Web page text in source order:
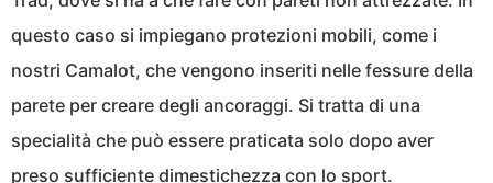
questo caso si impiegano protezioni mobili, come i
nostri Camalot, che vengono inseriti nelle fessure della
parete per creare degli ancoraggi. Si tratta di una
specialità che può essere praticata solo dopo aver
preso sufficiente dimestichezza con lo sport.